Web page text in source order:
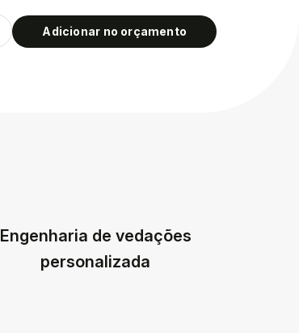
Adicionar no orçamento
Engenharia de vedações
personalizada